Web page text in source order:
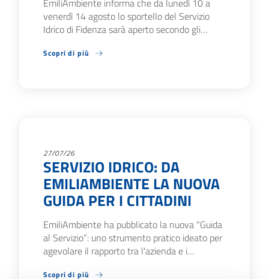
EmiliAmbiente informa che da lunedì 10 a
venerdì 14 agosto lo sportello del Servizio
Idrico di Fidenza sarà aperto secondo gli…
Scopri di più
27/07/26
SERVIZIO IDRICO: DA
EMILIAMBIENTE LA NUOVA
GUIDA PER I CITTADINI
EmiliAmbiente ha pubblicato la nuova "Guida
al Servizio”: uno strumento pratico ideato per
agevolare il rapporto tra l'azienda e i…
Scopri di più